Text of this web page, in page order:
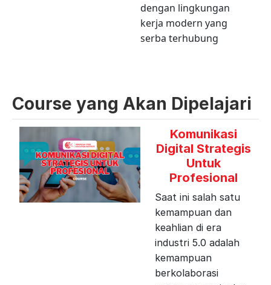
dengan lingkungan
kerja modern yang
serba terhubung
Course yang Akan Dipelajari
Komunikasi
Digital Strategis
Untuk
Profesional
Saat ini salah satu
kemampuan dan
keahlian di era
industri 5.0 adalah
kemampuan
berkolaborasi